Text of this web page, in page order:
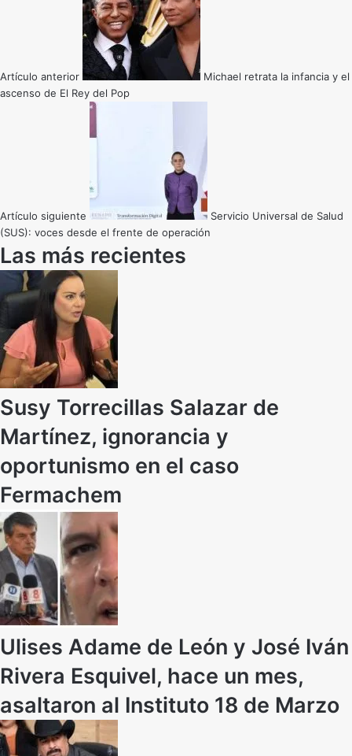
Artículo anterior
Michael retrata la infancia y el
ascenso de El Rey del Pop
Artículo siguiente
Servicio Universal de Salud
(SUS): voces desde el frente de operación
Las más recientes
Susy Torrecillas Salazar de
Martínez, ignorancia y
oportunismo en el caso
Fermachem
Ulises Adame de León y José Iván
Rivera Esquivel, hace un mes,
asaltaron al Instituto 18 de Marzo